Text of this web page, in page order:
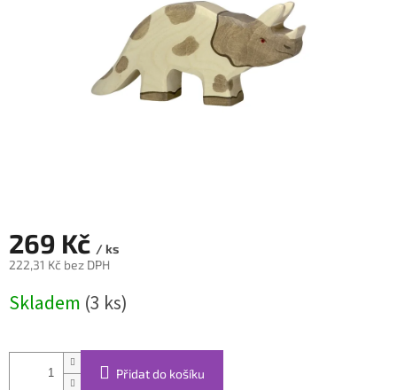
269 Kč / ks
222,31 Kč bez DPH
cena:
Skladem (3 ks)
Přidat do košíku